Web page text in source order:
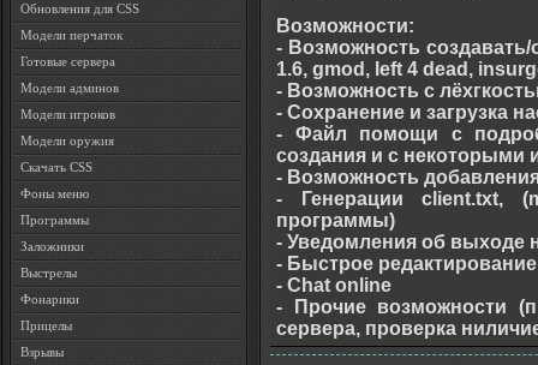
Обновления для CSS
Модели перчаток
Готовые сервера
Модели админов
Модели игроков
Модели оружия
Скачать CSS
Фоны меню
Программы
Заложники
Выстрелы
Фонарики
Прицелы
Взрывы
Возможности:
- Возможность
1.6, gmod, left 4 dead,
- Возможность с
- Сохранение и загрузка
- Файл помощи с
создания и с некоторыми
- Возможность
- Генерации client.txt,
программы)
- Уведомления об
- Быстрое
- Chat online
- Прочие возможности
сервера, проверка